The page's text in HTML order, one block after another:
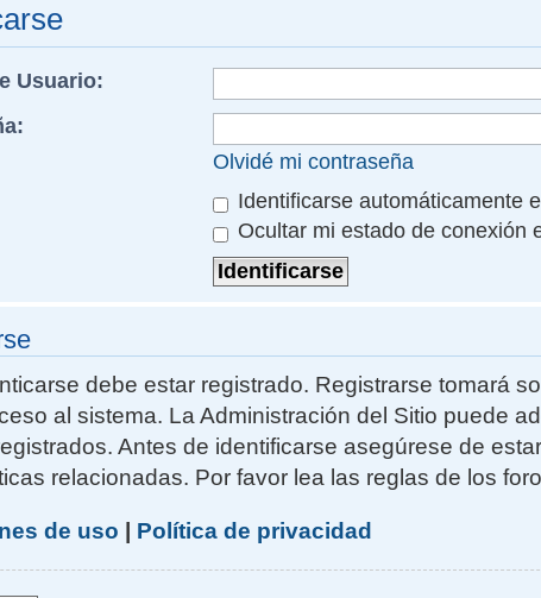
Usuario:
Olvidé mi contraseña
Identificarse automáticamente
Ocultar mi estado de conexión
debe estar registrado. Registrarse tomará
al sistema. La Administración del Sitio puede
Antes de identificarse asegúrese de
relacionadas. Por favor lea las reglas de los
de uso Política de privacidad